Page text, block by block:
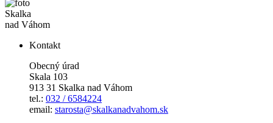
Skalka
nad Váhom
Kontakt
Obecný úrad
Skala 103
913 31 Skalka nad Váhom
tel.: 032 / 6584224
email: starosta@skalkanadvahom.sk